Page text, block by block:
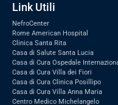
Link Utili
NefroCenter
Rome American Hospital
Clinica Santa Rita
Casa di Salute Santa Lucia
Casa di Cura Ospedale
Casa di Cura Villa dei Fiori
Casa di Cura Clinica Posillipo
Casa di Cura Villa Anna Maria
Centro Medico Michelangelo